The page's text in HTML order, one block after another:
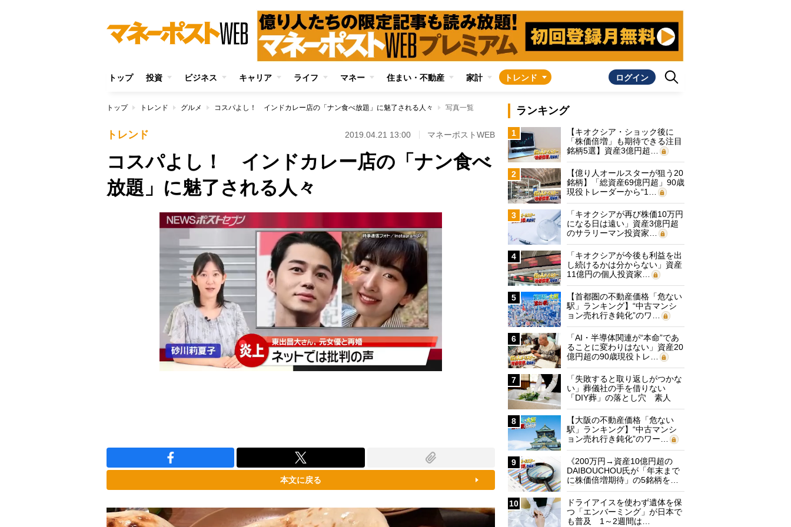
トップ 投資 ビジネス キャリア ライフ マネー 住まい・不動産 家計 トレンド ログイン
トップ トレンド グルメ コスパよし！ インドカレー店の「ナン食べ放題」に魅了される人々 写真一覧
トレンド 2019.04.21 13:00 マネーポストWEB
コスパよし！ インドカレー店の「ナン食べ
放題」に魅了される人々
本文に戻る
ランキング
1
【キオクシア・ショック後に
「株価倍増」も期待できる注目
銘柄5選】資産3億円超…
2
【億り人オールスターが狙う20
銘柄】「総資産69億円超」90歳
現役トレーダーから“1…
3
「キオクシアが再び株価10万円
になる日は遠い」資産3億円超
のサラリーマン投資家…
4
「キオクシアが今後も利益を出
し続けるかは分からない」資産
11億円の個人投資家…
5
【首都圏の不動産価格「危ない
駅」ランキング】“中古マンシ
ョン売れ行き鈍化”のワ…
6
「AI・半導体関連が“本命”であ
ることに変わりはない」資産20
億円超の90歳現役トレ…
7
「失敗すると取り返しがつかな
い」葬儀社の手を借りない
「DIY葬」の落とし穴 素人
に…
8
【大阪の不動産価格「危ない
駅」ランキング】“中古マンシ
ョン売れ行き鈍化”のワー…
9
《200万円→資産10億円超の
DAIBOUCHOU氏が「年末まで
に株価倍増期待」の5銘柄を…
10
ドライアイスを使わず遺体を保
つ「エンバーミング」が日本で
も普及 1～2週間は…